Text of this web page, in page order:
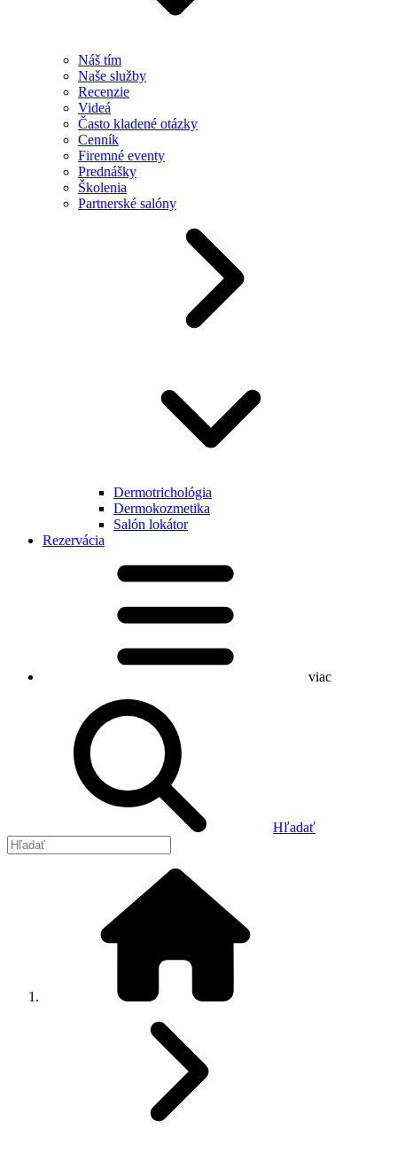
Náš tím
Naše služby
Recenzie
Videá
Často kladené otázky
Cenník
Firemné eventy
Prednášky
Školenia
Partnerské salóny
Dermotrichológia
Dermokozmetika
Salón lokátor
Rezervácia
viac
Hľadať